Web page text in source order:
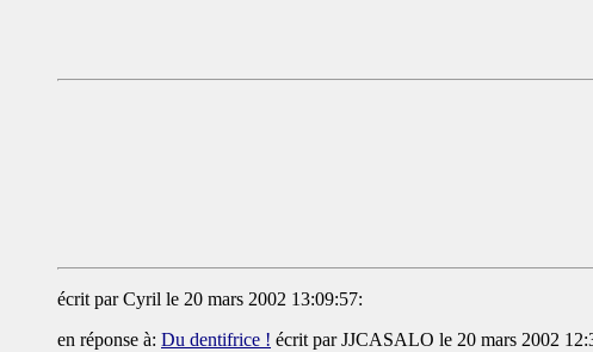
écrit par Cyril le 20 mars 2002 13:09:57:
en réponse à: Du dentifrice ! écrit par JJCASALO le 20 mars 2002